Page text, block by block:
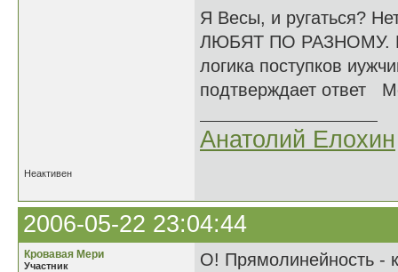
Я Весы, и ругаться?
ЛЮБЯТ ПО РАЗНОМУ.
логика поступков
подтверждает ответ
Анатолий Елохин
Неактивен
2006-05-22 23:04:44
Кровавая Мери
Участник О! Прямолинейность -